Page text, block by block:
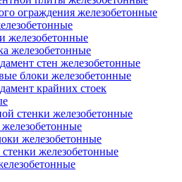
ограждения железобетонные
железобетонные
железобетонные
стен железобетонные
блоки железобетонные
крайних стоек
стенки железобетонные
железобетонные
железобетонные